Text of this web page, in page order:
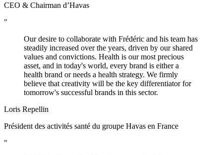
CEO & Chairman d’Havas
"
Our desire to collaborate with Frédéric and his team has
steadily increased over the years, driven by our shared
values and convictions. Health is our most precious
asset, and in today's world, every brand is either a
health brand or needs a health strategy. We firmly
believe that creativity will be the key differentiator for
tomorrow's successful brands in this sector.
Loris Repellin
Président des activités santé du groupe Havas en France
"